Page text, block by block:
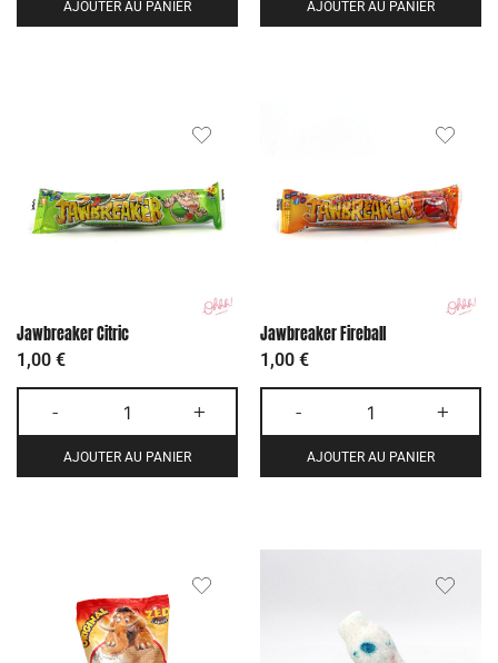
AJOUTER AU PANIER AJOUTER AU PANIER
Jawbreaker Citric
1,00 €
- +
AJOUTER AU PANIER
Jawbreaker Fireball
1,00 €
- +
AJOUTER AU PANIER